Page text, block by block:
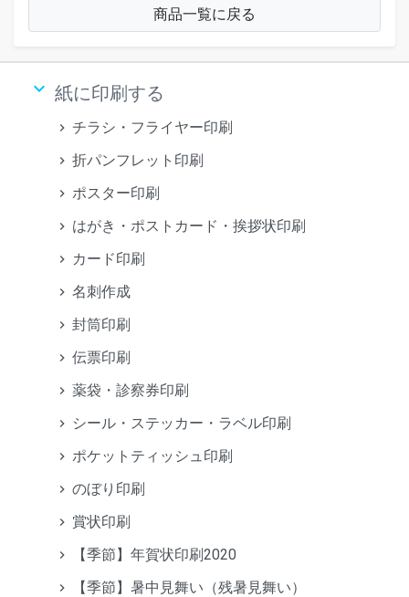
商品一覧に戻る
keyboard_arrow_down 紙に印刷する
チラシ・フライヤー印刷
折パンフレット印刷
ポスター印刷
はがき・ポストカード・挨拶状印刷
カード印刷
名刺作成
封筒印刷
伝票印刷
薬袋・診察券印刷
シール・ステッカー・ラベル印刷
ポケットティッシュ印刷
のぼり印刷
賞状印刷
【季節】年賀状印刷2020
【季節】暑中見舞い（残暑見舞い）